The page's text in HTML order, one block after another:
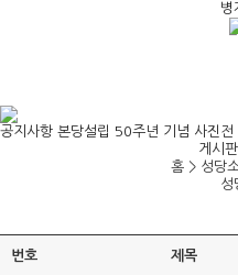
병
공지사항 본당설립 50주년 기념 사진전
게시판
홈 > 성당
성
번호 제목